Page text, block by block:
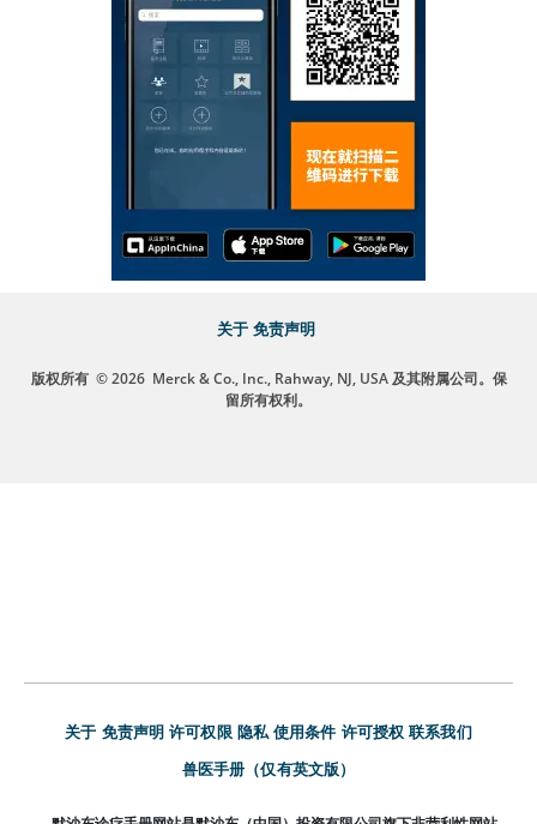
关于 免责声明
版权所有 © 2026 Merck & Co., Inc., Rahway, NJ, USA 及其附属公司。保
留所有权利。
关于 免责声明 许可权限 隐私 使用条件 许可授权 联系我们
兽医手册（仅有英文版）